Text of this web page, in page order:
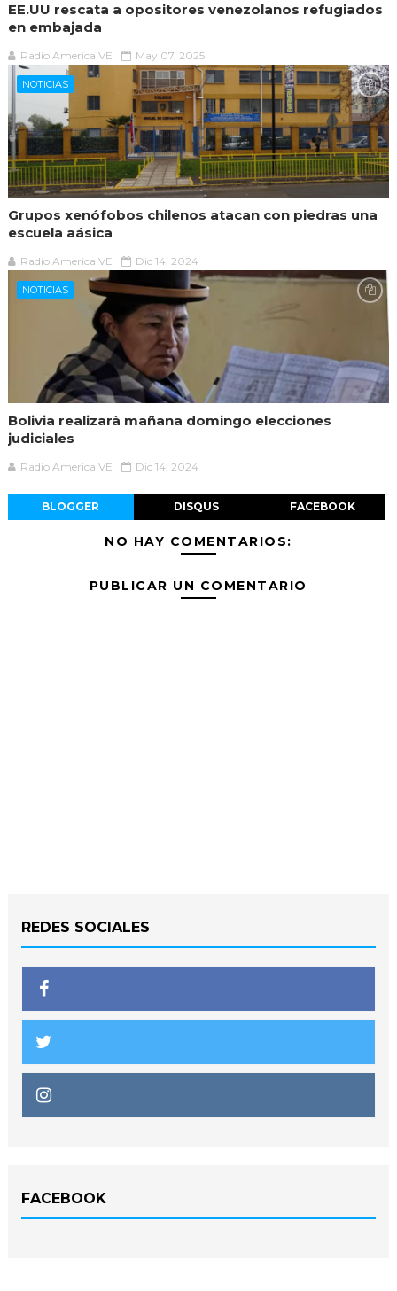
EE.UU rescata a opositores venezolanos refugiados
en embajada
Radio America VE May 07, 2025
NOTICIAS
Grupos xenófobos chilenos atacan con piedras una
escuela aásica
Radio America VE Dic 14, 2024
NOTICIAS
Bolivia realizarà mañana domingo elecciones
judiciales
Radio America VE Dic 14, 2024
BLOGGER DISQUS FACEBOOK
NO HAY COMENTARIOS:
PUBLICAR UN COMENTARIO
REDES SOCIALES
FACEBOOK